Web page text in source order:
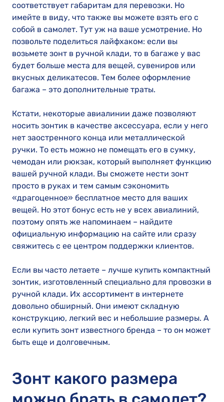
соответствует габаритам для перевозки. Но
имейте в виду, что также вы можете взять его с
собой в самолет. Тут уж на ваше усмотрение. Но
позвольте поделиться лайфхаком: если вы
возьмете зонт в ручной клади, то в багаже у вас
будет больше места для вещей, сувениров или
вкусных деликатесов. Тем более оформление
багажа – это дополнительные траты.
Кстати, некоторые авиалинии даже позволяют
носить зонтик в качестве аксессуара, если у него
нет заостренного конца или металлической
ручки. То есть можно не помещать его в сумку,
чемодан или рюкзак, который выполняет функцию
вашей ручной клади. Вы сможете нести зонт
просто в руках и тем самым сэкономить
«драгоценное» бесплатное место для ваших
вещей. Но этот бонус есть не у всех авиалиний,
поэтому опять же напоминаем – найдите
официальную информацию на сайте или сразу
свяжитесь с ее центром поддержки клиентов.
Если вы часто летаете – лучше купить компактный
зонтик, изготовленный специально для провозки в
ручной клади. Их ассортимент в интернете
довольно обширный. Они имеют складную
конструкцию, легкий вес и небольшие размеры. А
если купить зонт известного бренда – то он может
быть еще и долговечным.
Зонт какого размера